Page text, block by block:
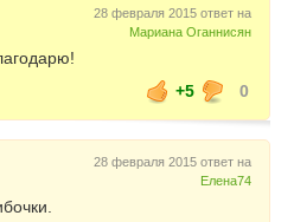
28 февраля 2015 ответ на
Мариана Оганнисян
+5
0
28 февраля 2015 ответ на
Елена74